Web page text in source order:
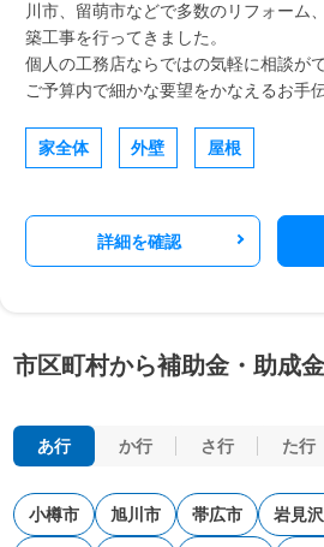
川市、留萌市などで多数のリフォーム
築工事を行ってきました。
個人の工務店ならではの気軽に相談が
ご予算内で細かな要望をかなえるお手伝
家全体 外壁 屋根
詳細を確認
市区町村から補助金・助成
あ行 か行 さ行 た行
小樽市 旭川市 帯広市 岩見